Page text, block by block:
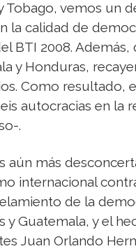
Tobago, vemos un
la calidad de
BTI 2008. Además,
y Honduras,
Como resultado,
autocracias en la
.
aún más
internacional
de la
y Guatemala, y el
Juan Orlando